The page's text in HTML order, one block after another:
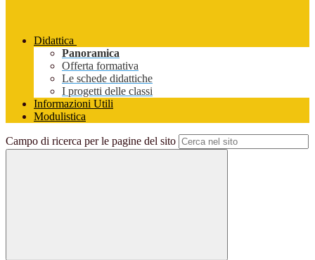
Didattica
Panoramica
Offerta formativa
Le schede didattiche
I progetti delle classi
Informazioni Utili
Modulistica
Campo di ricerca per le pagine del sito